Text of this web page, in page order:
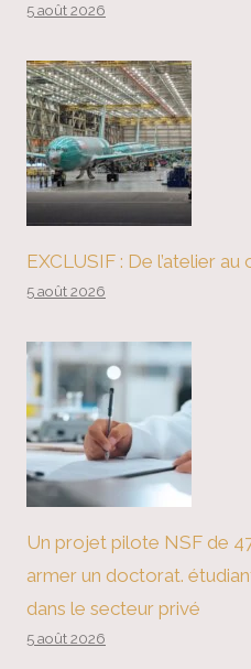
5 août 2026
EXCLUSIF : De l’atelier
5 août 2026
Un projet pilote NSF de
armer un doctorat.
dans le secteur privé
5 août 2026